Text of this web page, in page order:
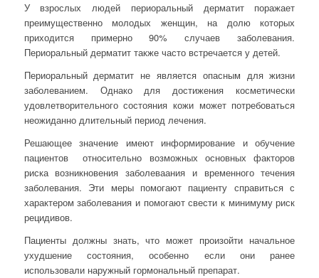
У взрослых людей периоральный дерматит поражает
преимущественно молодых женщин, на долю которых
приходится примерно 90% случаев заболевания.
Периоральный дерматит также часто встречается у детей.
Периоральный дерматит не является опасным для жизни
заболеванием. Однако для достижения косметически
удовлетворительного состояния кожи может потребоваться
неожиданно длительный период лечения.
Решающее значение имеют информирование и обучение
пациентов относительно возможных основных факторов
риска возникновения заболеваания и временного течения
заболевания. Эти меры помогают пациенту справиться с
характером заболевания и помогают свести к минимуму риск
рецидивов.
Пациенты должны знать, что может произойти начальное
ухудшение состояния, особенно если они ранее
использовали наружный гормональный препарат.